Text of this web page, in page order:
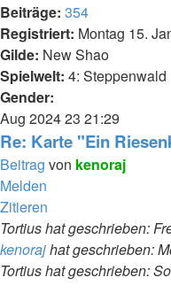
Beiträge: 354
Registriert: Montag 15.
Gilde: New Shao
Spielwelt: 4: Steppenwald
Gender:
Aug 202423 21:29
Re: Karte "Ein
Beitrag von kenoraj
Melden
Zitieren
Tortius hat geschrieben:
kenorajhat geschrieben:
Tortius hat geschrieben: